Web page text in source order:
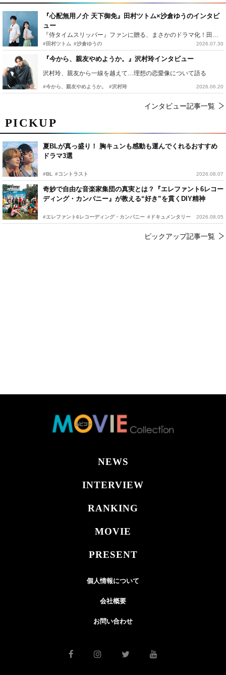
PICKUP
夏BLが真っ盛り！ 胸キュンも感動も運んでくれるおすすめ
ドラマ3選
#BL #コントラスト 2026.08.07
奇妙で自由な音楽家集団の真実とは？『エレファント6レコー
ディング・カンパニー』が教える“好き”を貫くDIY精神
#エレファント6レコーディング・カンパニー #ドキュメンタリー 2026.08.05
ピックアップ記事一覧
『心配無用ノ介 天下御免』田村ツトム×沙倉ゆうのインタビ
ュー
『侍タイムスリッパー』ファンに贈る、まさかのドラマ化！田村ツトム×沙倉ゆうのが語る『心配無用ノ介』撮影秘話
#田村ツトム #沙倉ゆうの 2026.07.30
『今から、親友やめようか。』沢村玲インタビュー
沢村玲、親友から一線を越えて…理想の恋愛像について語る
#今から、親友やめようか。 #沢村玲 2026.06.20
インタビュー記事一覧
NEWS
INTERVIEW
RANKING
MOVIE
PRESENT
個人情報について
会社概要
お問い合わせ